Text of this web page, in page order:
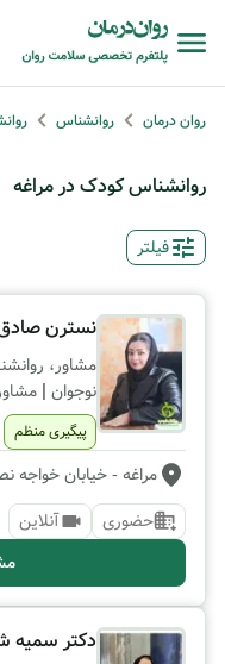
روان درمان روانشناس
روانشناس کودک در مراغه
فیلتر
نسترن
مشاور،
نوجوان |
پیگیری منظم
مراغه - خیابان خواجه
حضوری
آنلاین
دکتر سمیه